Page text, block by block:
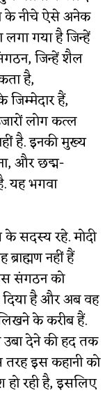
के नीचे ऐसे अनेक
गया है जिन्हें
जिन्हें शैल
है,
हैं,
लोग कत्ल
है. इनकी मुख्य
और छद्म-
यह भगवा
के सदस्य रहे. मोदी
नहीं हैं
संगठन को
दिया है और अब वह
के करीब हैं.
देने की हद तक
तरह इस कहानी को
रही है, इसलिए